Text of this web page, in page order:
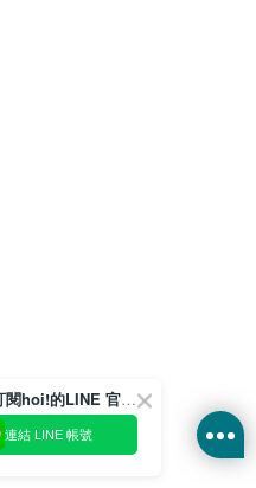
歡迎訂閱hoi!的LINE 官方帳號
連結 LINE 帳號